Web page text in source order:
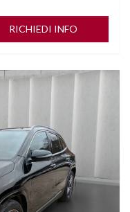
RICHIEDI INFO